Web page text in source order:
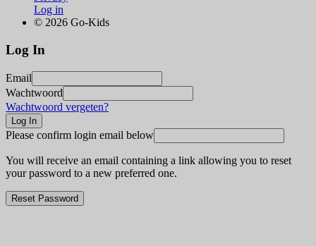
Log in
© 2026 Go-Kids
Log In
Email
Wachtwoord
Wachtwoord vergeten?
Please confirm login email below
You will receive an email containing a link allowing you to reset
your password to a new preferred one.